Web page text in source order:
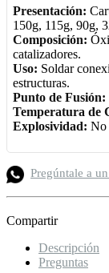
Presentación:
150g, 115g, 90g,
Composición:
catalizadores.
Uso: Soldar
estructuras.
Punto de Fusión:
Temperatura de
Explosividad: No
Pregúntale a
Compartir
Descripción
Preguntas